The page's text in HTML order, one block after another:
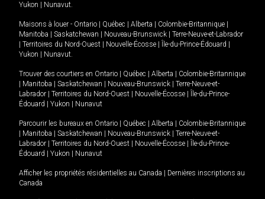
Yukon
Nunavut.
Maisons à louer - Ontario Québec Alberta Colombie-Britannique
Manitoba
Saskatchewan Nouveau-Brunswick
Terre-Neuve-et-Labrador
Territoires du Nord-Ouest Nouvelle-Écosse Île-du-Prince-Édouard
Yukon
Nunavut.
Trouver des courtiers en Ontario Québec Alberta
Colombie-Britannique
Manitoba Saskatchewan Nouveau-Brunswick
Terre-Neuve-et-
Labrador
Territoires du Nord-Ouest Nouvelle-Écosse
Île-du-Prince-
Édouard
Yukon Nunavut
Parcourir les bureaux en Ontario Québec Alberta
Colombie-Britannique
Manitoba Saskatchewan Nouveau-Brunswick
Terre-Neuve-et-
Labrador
Territoires du Nord-Ouest Nouvelle-Écosse
Île-du-Prince-
Édouard
Yukon Nunavut
Afficher les propriétés résidentielles au Canada
Dernières inscriptions au
Canada